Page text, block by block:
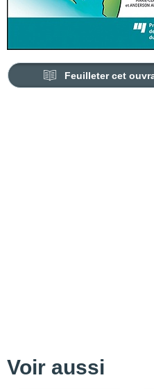
Feuilleter cet
Voir aussi